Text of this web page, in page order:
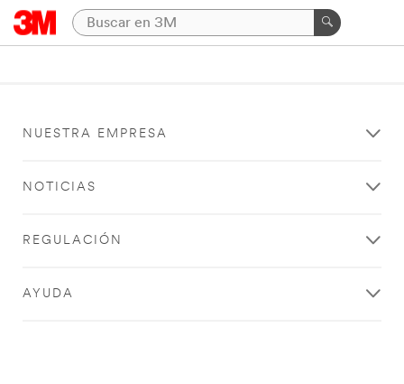
NUESTRA EMPRESA
NOTICIAS
REGULACIÓN
AYUDA